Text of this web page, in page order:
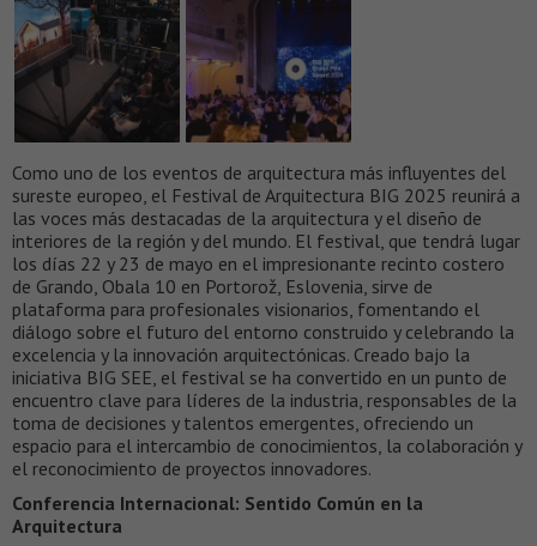
Como uno de los eventos de arquitectura más influyentes del
sureste europeo, el Festival de Arquitectura BIG 2025 reunirá a
las voces más destacadas de la arquitectura y el diseño de
interiores de la región y del mundo. El festival, que tendrá lugar
los días 22 y 23 de mayo en el impresionante recinto costero
de Grando, Obala 10 en Portorož, Eslovenia, sirve de
plataforma para profesionales visionarios, fomentando el
diálogo sobre el futuro del entorno construido y celebrando la
excelencia y la innovación arquitectónicas. Creado bajo la
iniciativa BIG SEE, el festival se ha convertido en un punto de
encuentro clave para líderes de la industria, responsables de la
toma de decisiones y talentos emergentes, ofreciendo un
espacio para el intercambio de conocimientos, la colaboración y
el reconocimiento de proyectos innovadores.
Conferencia Internacional: Sentido Común en la
Arquitectura